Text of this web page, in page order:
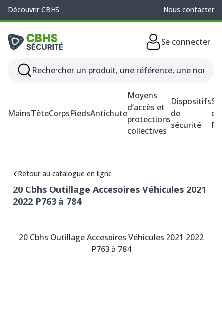
Découvrir CBHS Nous contacter
Se connecter
MainsTêteCorpsPiedsAntichute
Moyens
d’accès et
protections
collectives
Dispositifs
de
sécurité
Retour au catalogue en ligne
20 Cbhs Outillage Accesoires Véhicules 2021
2022 P763 à 784
20 Cbhs Outillage Accesoires Véhicules 2021 2022
P763 à 784